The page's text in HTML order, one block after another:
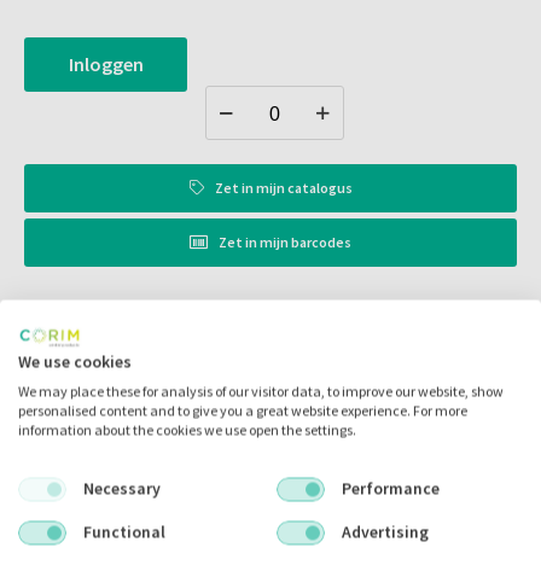
cm (Øxh).
Omhullende anatomische rugleuning, verstelbaar in drie
standen (rechts, midden en links) en in de diepte.
In 30 kleuren beschikbaar.
hoogte verstelbaar 50-65 cm.
Gewicht 11 kg.
Inloggen
Zet inmijn catalogus
Zet inmijn barcodes
Merk:
Code fabrikant:
ONYX 02
We use cookies
We may place these for analysis of our visitor data, to improve our website, show
personalised content and to give you a great website experience. For more
information about the cookies we use open the settings.
Necessary
Performance
Functional
Advertising